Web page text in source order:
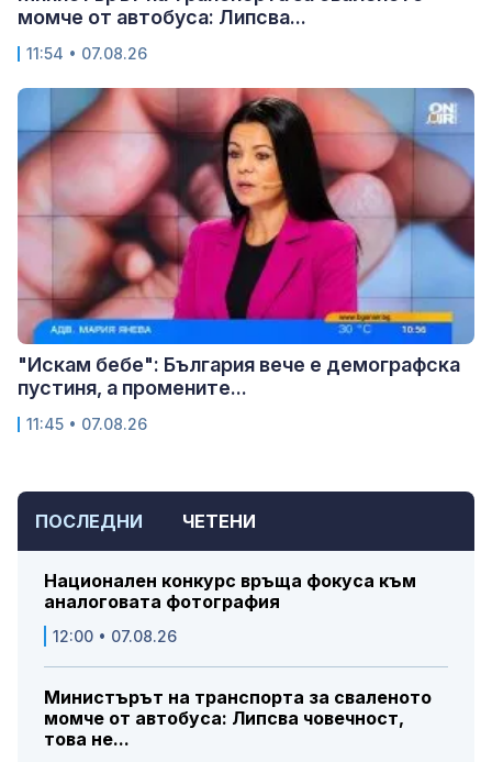
ПОСЛЕДНИ ЧЕТЕНИ
Национален конкурс връща фокуса към
аналоговата фотография
12:00 • 07.08.26
Министърът на транспорта за сваленото
момче от автобуса: Липсва човечност,
това не...
момче от автобуса: Липсва...
11:54 • 07.08.26
"Искам бебе": България вече е демографска
пустиня, а промените...
11:45 • 07.08.26